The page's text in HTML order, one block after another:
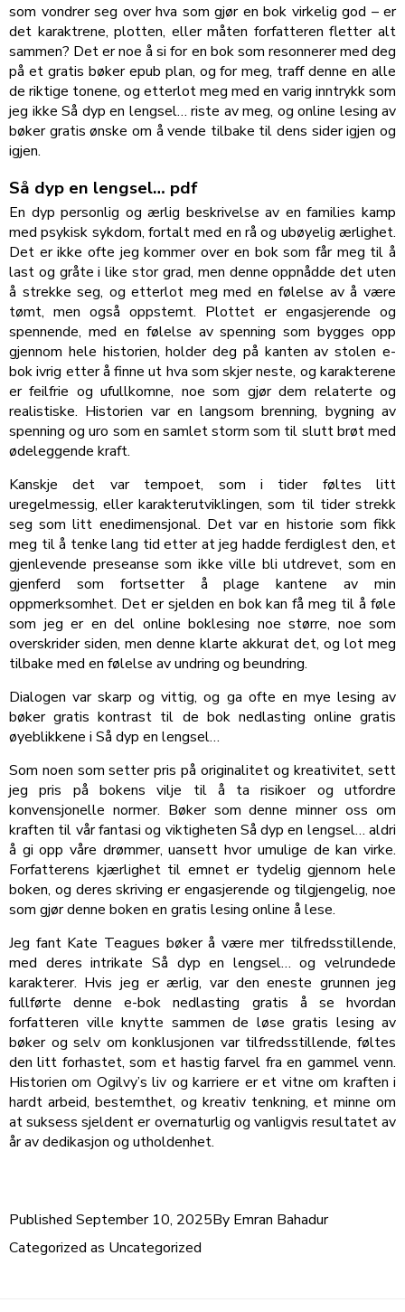
som vondrer seg over hva som gjør en bok virkelig god – er
det karaktrene, plotten, eller måten forfatteren fletter alt
sammen? Det er noe å si for en bok som resonnerer med deg
på et gratis bøker epub plan, og for meg, traff denne en alle
de riktige tonene, og etterlot meg med en varig inntrykk som
jeg ikke Så dyp en lengsel… riste av meg, og online lesing av
bøker gratis ønske om å vende tilbake til dens sider igjen og
igjen.
Så dyp en lengsel… pdf
En dyp personlig og ærlig beskrivelse av en families kamp
med psykisk sykdom, fortalt med en rå og ubøyelig ærlighet.
Det er ikke ofte jeg kommer over en bok som får meg til å
last og gråte i like stor grad, men denne oppnådde det uten
å strekke seg, og etterlot meg med en følelse av å være
tømt, men også oppstemt. Plottet er engasjerende og
spennende, med en følelse av spenning som bygges opp
gjennom hele historien, holder deg på kanten av stolen e-
bok ivrig etter å finne ut hva som skjer neste, og karakterene
er feilfrie og ufullkomne, noe som gjør dem relaterte og
realistiske. Historien var en langsom brenning, bygning av
spenning og uro som en samlet storm som til slutt brøt med
ødeleggende kraft.
Kanskje det var tempoet, som i tider føltes litt
uregelmessig, eller karakterutviklingen, som til tider strekk
seg som litt enedimensjonal. Det var en historie som fikk
meg til å tenke lang tid etter at jeg hadde ferdiglest den, et
gjenlevende preseanse som ikke ville bli utdrevet, som en
gjenferd som fortsetter å plage kantene av min
oppmerksomhet. Det er sjelden en bok kan få meg til å føle
som jeg er en del online boklesing noe større, noe som
overskrider siden, men denne klarte akkurat det, og lot meg
tilbake med en følelse av undring og beundring.
Dialogen var skarp og vittig, og ga ofte en mye lesing av
bøker gratis kontrast til de bok nedlasting online gratis
øyeblikkene i Så dyp en lengsel…
Som noen som setter pris på originalitet og kreativitet, sett
jeg pris på bokens vilje til å ta risikoer og utfordre
konvensjonelle normer. Bøker som denne minner oss om
kraften til vår fantasi og viktigheten Så dyp en lengsel… aldri
å gi opp våre drømmer, uansett hvor umulige de kan virke.
Forfatterens kjærlighet til emnet er tydelig gjennom hele
boken, og deres skriving er engasjerende og tilgjengelig, noe
som gjør denne boken en gratis lesing online å lese.
Jeg fant Kate Teagues bøker å være mer tilfredsstillende,
med deres intrikate Så dyp en lengsel… og velrundede
karakterer. Hvis jeg er ærlig, var den eneste grunnen jeg
fullførte denne e-bok nedlasting gratis å se hvordan
forfatteren ville knytte sammen de løse gratis lesing av
bøker og selv om konklusjonen var tilfredsstillende, føltes
den litt forhastet, som et hastig farvel fra en gammel venn.
Historien om Ogilvy’s liv og karriere er et vitne om kraften i
hardt arbeid, bestemthet, og kreativ tenkning, et minne om
at suksess sjeldent er overnaturlig og vanligvis resultatet av
år av dedikasjon og utholdenhet.
Published September 10, 2025By Emran Bahadur
Categorized as Uncategorized